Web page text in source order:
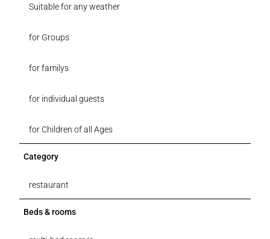
Suitable for any weather
for Groups
for familys
for individual guests
for Children of all Ages
Category
restaurant
Beds & rooms